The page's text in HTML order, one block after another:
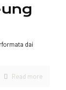
dai
Read more